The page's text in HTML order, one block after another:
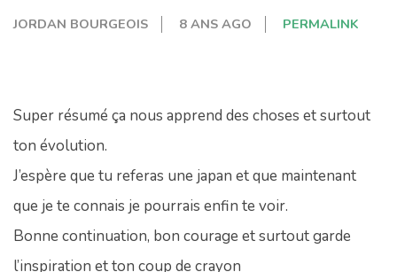
JORDAN BOURGEOIS 8 ANS AGO PERMALINK
Super résumé ça nous apprend des choses et surtout
ton évolution.
J’espère que tu referas une japan et que maintenant
que je te connais je pourrais enfin te voir.
Bonne continuation, bon courage et surtout garde
l’inspiration et ton coup de crayon